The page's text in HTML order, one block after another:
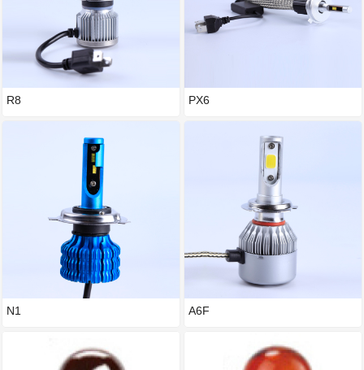
R8
N1
PX6
A6F